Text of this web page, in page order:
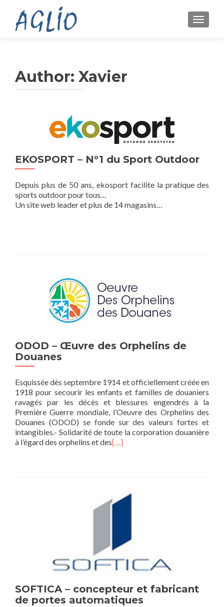
Author: Xavier
EKOSPORT – N°1 du Sport Outdoor
Depuis plus de 50 ans, ekosport facilite la pratique des
sports outdoor pour tous…
Un site web leader et plus de 14 magasins…
ODOD – Œuvre des Orphelins de
Douanes
Esquissée dès septembre 1914 et officiellement créée en
1918 pour secourir les enfants et familles de douaniers
ravagés par les décès et blessures engendrés à la
Première Guerre mondiale, l’Oeuvre des Orphelins des
Douanes (ODOD) se fonde sur des valeurs fortes et
intangibles.- Solidarité de toute la corporation douanière
à l’égard des orphelins et des[…]
SOFTICA – concepteur et fabricant
de portes automatiques